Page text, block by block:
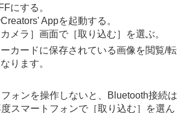
にする。
Appを起動する。
カメラ］ 画面で ［取り込む］
を選ぶ。
カードに保存されている画像を閲覧/転
ります。
ォンを操作しないと、Bluetooth接続は
スマートフォンで ［取り込む］ を選ん